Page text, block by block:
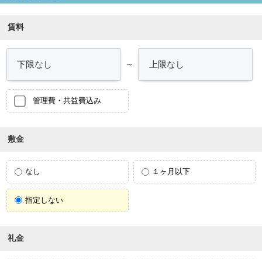
賃料
～
管理費・共益費込み
敷金
なし １ヶ月以下
指定しない
礼金